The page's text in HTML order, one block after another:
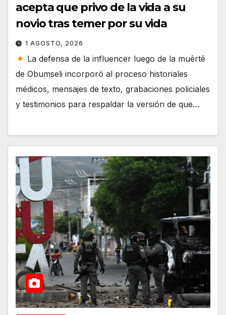
acepta que privo de la vida a su
novio tras temer por su vida
1 AGOSTO, 2026
La defensa de la influencer luego de la muêrtê
de Obumseli incorporó al proceso historiales
médicos, mensajes de texto, grabaciones policiales
y testimonios para respaldar la versión de que…